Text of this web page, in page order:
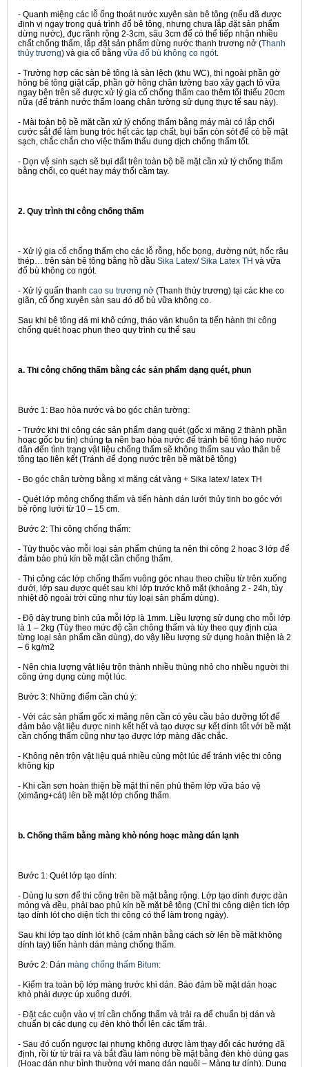
- Quanh miệng các lỗ ống thoát nước xuyên sàn bê tông (nếu đã được
định vị ngay trong quá trình đổ bê tông, nhưng chưa lắp đặt sản phẩm
dừng nước), đục rãnh rộng 2-3cm, sâu 3cm để có thể tiếp nhận nhiều
chất chống thấm, lắp đặt sản phẩm dừng nước thanh trương nở (Thanh
thủy trương) và gia cố bằng vữa đổ bù không co ngót.
- Trường hợp các sàn bê tông là sàn lệch (khu WC), thì ngoài phần gờ
hông bê tông giật cấp, phần gờ hông chân tường bao xây gạch tô vữa
ngay bên trên sẽ được xử lý gia cố chống thấm cao thêm tối thiểu 20cm
nữa (để tránh nước thấm loang chân tường sử dụng thực tế sau này).
- Mài toàn bộ bề mặt cần xử lý chống thấm bằng máy mài có lắp chổi
cước sắt để làm bung tróc hết các tạp chất, bụi bẩn còn sót để có bề mặt
sạch, chắc chắn cho việc thẩm thấu dung dịch chống thấm tốt.
- Dọn vệ sinh sạch sẽ bụi đất trên toàn bộ bề mặt cần xử lý chống thấm
bằng chổi, cọ quét hay máy thổi cầm tay.
2. Quy trình thi công chống thấm
- Xử lý gia cố chống thấm cho các lỗ rỗng, hốc bọng, đường nứt, hốc râu
thép… trên sàn bê tông bằng hồ dầu Sika Latex/Sika Latex TH và vữa
đổ bù không co ngót.
- Xử lý quấn thanh cao su trương nở (Thanh thủy trương) tại các khe co
giãn, cổ ống xuyên sàn sau đó đổ bù vữa không co.
Sau khi bê tông đá mi khô cứng, tháo ván khuôn ta tiến hành thi công
chống quét hoạc phun theo quy trình cụ thể sau
a. Thi công chống thấm bằng các sản phẩm dạng quét, phun
Bước 1: Bao hòa nước và bo góc chân tường:
- Trước khi thi công các sản phẩm dạng quét (gốc xi măng 2 thành phần
hoạc gốc bu tin) chúng ta nên bao hòa nước để tránh bê tông háo nước
dân đến tình trạng vật liệu chống thấm sẽ không thấm sau vào thân bê
tông tạo liên kết (Tránh để đọng nước trên bề mặt bê tông)
- Bo góc chân tường bằng xi măng cát vàng + Sika latex/ latex TH
- Quét lớp mỏng chống thấm và tiến hành dán lưới thủy tinh bo góc với
bê rộng lưới từ 10 – 15 cm.
Bước 2: Thi công chống thấm:
- Tùy thuộc vào mỗi loại sản phẩm chúng ta nên thi công 2 hoạc 3 lớp để
đảm bảo phủ kín bề mặt cần chống thấm.
- Thi công các lớp chống thấm vuông góc nhau theo chiều từ trên xuống
dưới, lớp sau được quét sau khi lớp trước khô mặt (khoảng 2 - 24h, tùy
nhiệt độ ngoài trời cũng như tùy loại sản phẩm dùng).
- Độ dày trung bình của mỗi lớp là 1mm. Liều lượng sử dụng cho mỗi lớp
là 1 – 2kg (Tùy theo mức độ cần chông thấm và tùy theo quy định của
từng loại sản phẩm cần dùng), do vậy liều lượng sử dụng hoàn thiện là 2
– 6 kg/m2
- Nên chia lượng vật liệu trộn thành nhiều thùng nhỏ cho nhiều người thi
công ứng dụng cùng một lúc.
Bước 3: Những điểm cần chú ý:
- Với các sản phẩm gốc xi măng nên cần có yêu cầu bảo dưỡng tốt để
đảm bảo vật liệu được ninh kết hết và tạo được sự kết dính tốt với bề mặt
cần chống thấm cũng như tạo được lớp màng đặc chắc.
- Không nên trộn vật liệu quá nhiều cùng một lúc để tránh việc thi công
không kịp
- Khi cần sơn hoàn thiện bề mặt thì nên phủ thêm lớp vữa bảo vệ
(ximăng+cát) lên bề mặt lớp chống thấm.
b. Chống thấm bằng màng khò nóng hoạc màng dán lạnh
Bước 1: Quét lớp tạo dính:
- Dùng lu sơn để thi công trên bề mặt bằng rộng. Lớp tạo dính được dàn
mỏng và đều, phải bao phủ kín bề mặt bê tông (Chỉ thi công diện tích lớp
tạo dính lót cho diện tích thi công có thể làm trong ngày).
Sau khi lớp tạo dính lót khô (cảm nhận bằng cách sờ lên bề mặt không
dính tay) tiến hành dán màng chống thấm.
Bước 2: Dán màng chống thấm Bitum:
- Kiểm tra toàn bộ lớp màng trước khi dán. Bảo đảm bề mặt dán hoạc
khò phải được úp xuống dưới.
- Đặt các cuộn vào vị trí cần chống thấm và trải ra để chuẩn bị dán và
chuẩn bị các dụng cụ đèn khò thổi lên các tấm trải.
- Sau đó cuốn ngược lại nhưng không được làm thay đổi các hướng đã
định, rồi từ từ trải ra và bắt đầu làm nóng bề mặt bằng đèn khò dùng gas
(Hoạc dán như bình thường với mạng dán nguôi – Màng tự dính). Dụng